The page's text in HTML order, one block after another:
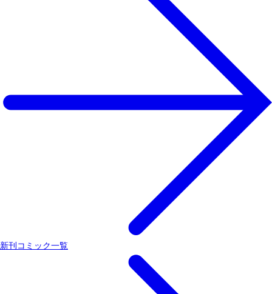
新刊コミック一覧